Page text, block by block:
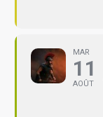
MAR
11
AOÛT